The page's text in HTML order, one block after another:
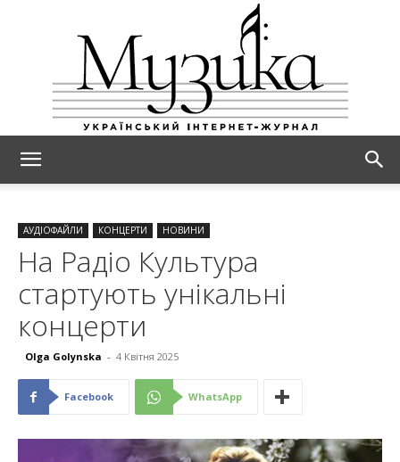
АУДІОФАЙЛИ КОНЦЕРТИ НОВИНИ
На Радіо Культура
стартують унікальні
концерти
Olga Golynska - 4 Квітня 2025
Facebook WhatsApp